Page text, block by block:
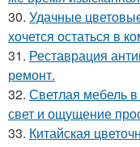
30. Удачные
хочется остаться в
31. Реставрация
ремонт.
32. Светлая мебель в
свет и ощущение
33. Китайская